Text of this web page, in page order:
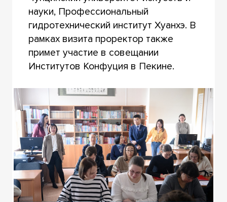
науки, Профессиональный
гидротехнический институт Хуанхэ. В
рамках визита проректор также
примет участие в совещании
Институтов Конфуция в Пекине.